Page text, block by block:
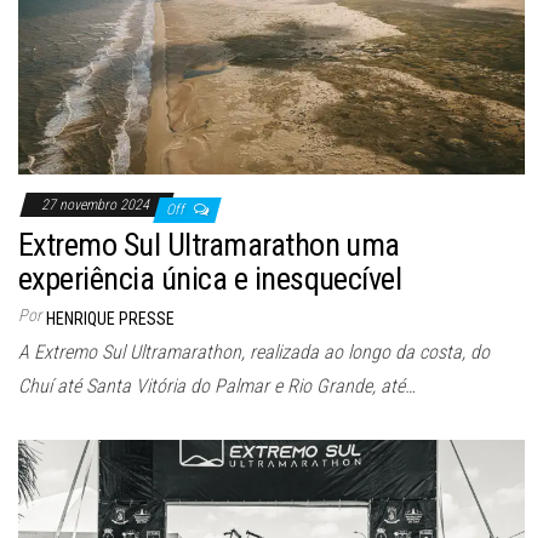
27 novembro 2024 Off
Extremo Sul Ultramarathon uma
experiência única e inesquecível
Por HENRIQUE PRESSE
A Extremo Sul Ultramarathon, realizada ao longo da costa, do
Chuí até Santa Vitória do Palmar e Rio Grande, até…